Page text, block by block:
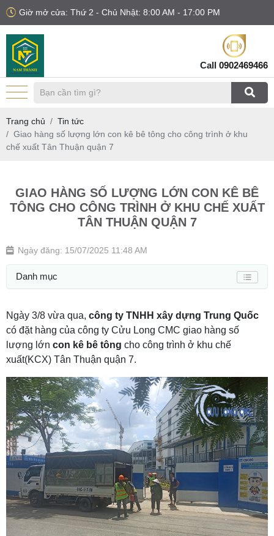
Giờ mở cửa: Thứ 2 - Chủ Nhật: 8:00 AM - 17:00 PM
Call 0902469466
Trang chủ
Tin tức
Giao hàng số lượng lớn con kê bê tông cho công trình ở khu
chế xuất Tân Thuận quận 7
GIAO HÀNG SỐ LƯỢNG LỚN CON KÊ BÊ
TÔNG CHO CÔNG TRÌNH Ở KHU CHẾ XUẤT
TÂN THUẬN QUẬN 7
Ngày đăng: 15/07/2025 11:48 AM
Danh mục
Ngày 3/8 vừa qua, công ty TNHH xây dựng Trung Quốc
có đặt hàng của công ty Cửu Long CMC giao hàng số
lượng lớn con kê bê tông cho công trình ở khu chế
xuất(KCX) Tân Thuận quận 7.